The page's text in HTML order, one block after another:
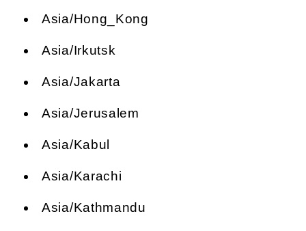
Asia/Hong_Kong
Asia/Irkutsk
Asia/Jakarta
Asia/Jerusalem
Asia/Kabul
Asia/Karachi
Asia/Kathmandu